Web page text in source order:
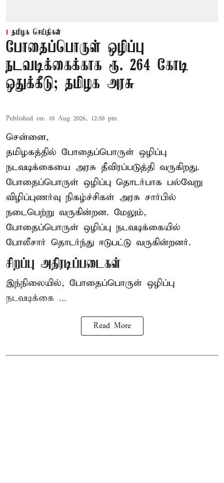
தமிழக செய்திகள்
போதைப்பொருள் ஒழிப்பு
நடவடிக்கைக்காக ரூ. 264 கோடி
ஒதுக்கீடு; தமிழக அரசு
Published on: 10 Aug 2026, 12:50 pm
சென்னை,
தமிழகத்தில் போதைப்பொருள் ஒழிப்பு
நடவடிக்கையை அரசு தீவிரப்படுத்தி வருகிறது.
போதைப்பொருள் ஒழிப்பு தொடர்பாக பல்வேறு
விழிப்புணர்வு நிகழ்ச்சிகள் அரசு சார்பில்
நடைபெற்று வருகின்றன. மேலும்,
போதைப்பொருள் ஒழிப்பு நடவடிக்கையில்
போலீசார் தொடர்ந்து ஈடுபட்டு வருகின்றனர்.
சிறப்பு அதிரடிப்படைகள்
இந்நிலையில், போதைப்பொருள் ஒழிப்பு
நடவடிக்கை ...
Read More